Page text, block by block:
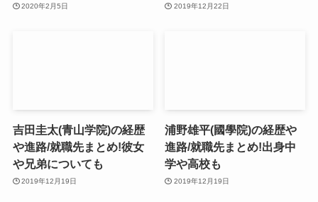
2020年2月5日 2019年12月22日
吉田圭太(青山学院)の経歴
や進路/就職先まとめ!彼女
や兄弟についても
2019年12月19日
浦野雄平(國學院)の経歴や
進路/就職先まとめ!出身中
学や高校も
2019年12月19日